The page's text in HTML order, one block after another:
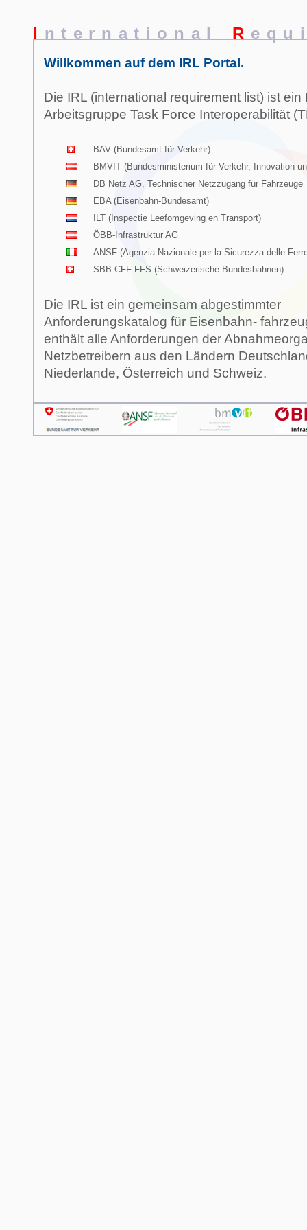
I nternational R
Willkommen auf dem IRL Portal.
Die IRL (international requirement list) ist ein
Arbeitsgruppe Task Force Interoperabilität
BAV (Bundesamt für Verkehr)
BMVIT (Bundesministerium für Verkehr, Innovation
DB Netz AG, Technischer Netzzugang für Fahrzeuge
EBA (Eisenbahn-Bundesamt)
ILT (Inspectie Leefomgeving en Transport)
ÖBB-Infrastruktur AG
ANSF (Agenzia Nazionale per la Sicurezza delle
SBB CFF FFS (Schweizerische Bundesbahnen)
Die IRL ist ein gemeinsam abgestimmter
Anforderungskatalog für Eisenbahn-
enthält alle Anforderungen der
Netzbetreibern aus den Ländern
Niederlande, Österreich und Schweiz.